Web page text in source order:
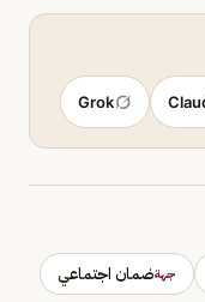
Grok
جهةضمان اجتماعي